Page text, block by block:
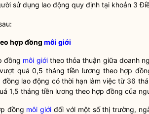
sử dụng lao động quy định tại khoản 3
hợp đồng môi giới
đồng môi giớitheo thỏa thuận giữa doanh
quá 0,5 tháng tiền lương theo hợp
lao động có thời hạn làm việc từ 36
1,5 tháng tiền lương theo hợp đồng của
đồng môi giới đối với một số thị trường,